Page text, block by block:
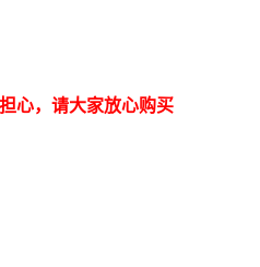
心，请大家放心购买